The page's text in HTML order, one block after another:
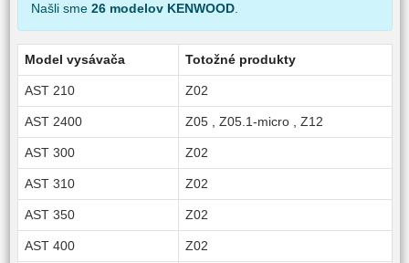
Našli sme 26 modelov KENWOOD.
Model vysávača Totožné produkty
AST 210 Z02
AST 2400 Z05, Z05.1-micro, Z12
AST 300 Z02
AST 310 Z02
AST 350 Z02
AST 400 Z02